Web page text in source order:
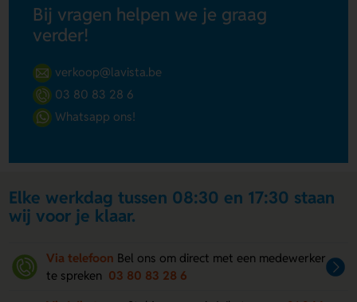
Bij vragen helpen we je graag
verder!
verkoop@lavista.be
03 80 83 28 6
Whatsapp ons!
Elke werkdag tussen 08:30 en 17:30 staan
wij voor je klaar.
Via telefoon Bel ons om direct met een medewerker
te spreken 03 80 83 28 6